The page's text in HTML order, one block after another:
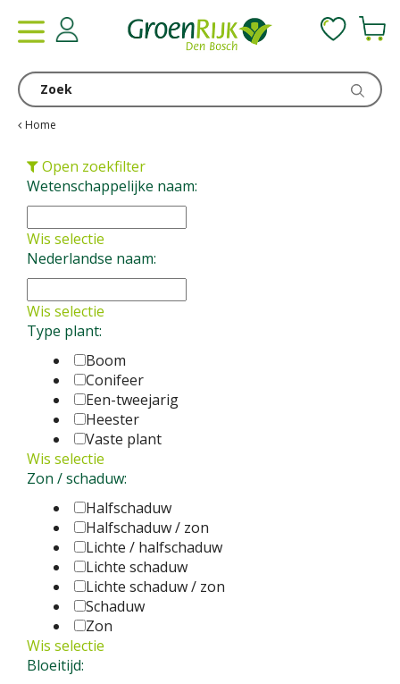
Home
Open zoekfilter
Wetenschappelijke naam:
Wis selectie
Nederlandse naam:
Wis selectie
Type plant:
Boom
Conifeer
Een-tweejarig
Heester
Vaste plant
Wis selectie
Zon / schaduw:
Halfschaduw
Halfschaduw / zon
Lichte / halfschaduw
Lichte schaduw
Lichte schaduw / zon
Schaduw
Zon
Wis selectie
Bloeitijd: